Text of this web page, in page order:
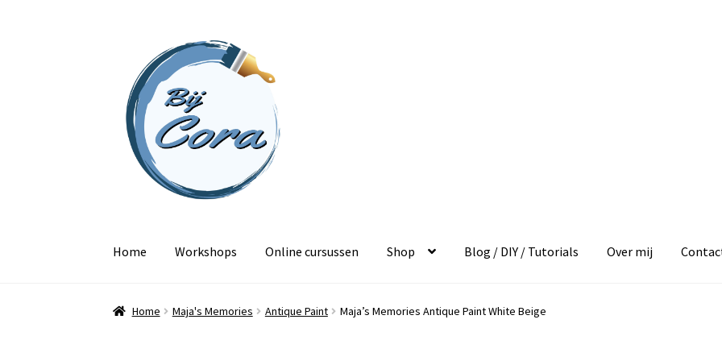
naar
navigatie
inhoud
Home Workshops Online cursussen Shop Blog / DIY / Tutorials Over mij
Home Maja's Memories Antique Paint Maja’s Memories Antique Paint White Beige